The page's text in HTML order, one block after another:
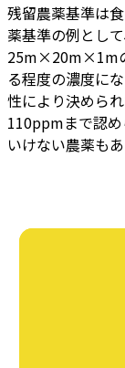
残留農薬基準は
薬基準の例とし
25m×20m×1m
る程度の濃度に
性により決めら
110ppmまで認
いけない農薬も